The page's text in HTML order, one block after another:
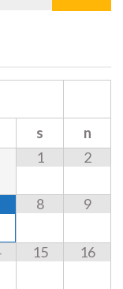
s
n
1
2
8 9
15 16